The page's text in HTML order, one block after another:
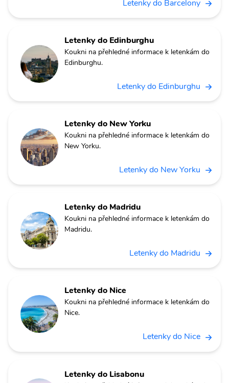
Letenky do Barcelony
Letenky do Edinburghu
Koukni na přehledné informace k letenkám do
Edinburghu.
Letenky do Edinburghu
Letenky do New Yorku
Koukni na přehledné informace k letenkám do
New Yorku.
Letenky do New Yorku
Letenky do Madridu
Koukni na přehledné informace k letenkám do
Madridu.
Letenky do Madridu
Letenky do Nice
Koukni na přehledné informace k letenkám do
Nice.
Letenky do Nice
Letenky do Lisabonu